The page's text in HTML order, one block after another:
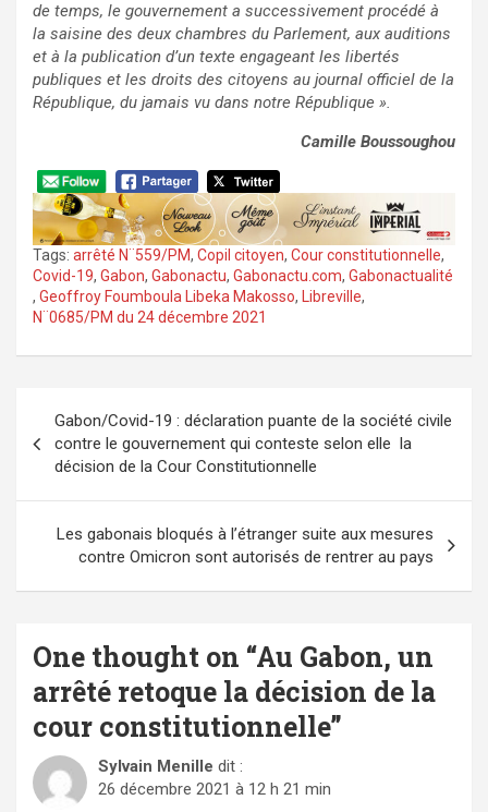
de temps, le gouvernement a successivement procédé à
la saisine des deux chambres du Parlement, aux auditions
et à la publication d’un texte engageant les libertés
publiques et les droits des citoyens au journal officiel de la
République, du jamais vu dans notre République ».
Camille Boussoughou
Tags: arrêté N¨559/PM, Copil citoyen, Cour constitutionnelle,
Covid-19, Gabon, Gabonactu, Gabonactu.com, Gabonactualité
, Geoffroy Foumboula Libeka Makosso, Libreville,
N¨0685/PM du 24 décembre 2021
de
l’article
Gabon/Covid-19 : déclaration puante de la société civile
contre le gouvernement qui conteste selon elle la
décision de la Cour Constitutionnelle
Les gabonais bloqués à l’étranger suite aux mesures
contre Omicron sont autorisés de rentrer au pays
One thought on “Au Gabon, un
arrêté retoque la décision de la
cour constitutionnelle”
Sylvain Menille dit :
26 décembre 2021 à 12 h 21 min